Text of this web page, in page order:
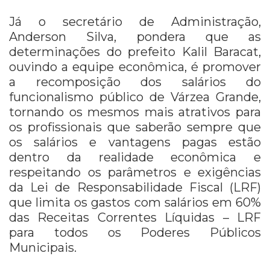
Já o secretário de Administração,
Anderson Silva, pondera que as
determinações do prefeito Kalil Baracat,
ouvindo a equipe econômica, é promover
a recomposição dos salários do
funcionalismo público de Várzea Grande,
tornando os mesmos mais atrativos para
os profissionais que saberão sempre que
os salários e vantagens pagas estão
dentro da realidade econômica e
respeitando os parâmetros e exigências
da Lei de Responsabilidade Fiscal (LRF)
que limita os gastos com salários em 60%
das Receitas Correntes Líquidas – LRF
para todos os Poderes Públicos
Municipais.